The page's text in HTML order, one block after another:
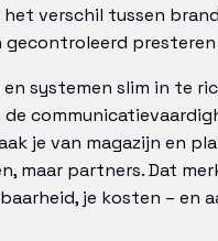
verschil tussen
gecontroleerd presteren
systemen slim in te
je van magazijn en
maar partners. Dat
je kosten – en